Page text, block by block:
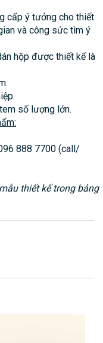
cấp ý tưởng cho thiết
và công sức tìm ý
hộp được thiết kế là
số lượng lớn.
888 7700 (call/
thiết kế trong bảng